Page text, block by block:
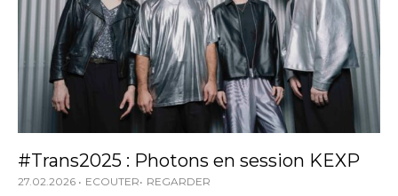
#Trans2025 : Photons en session KEXP
27.02.2026 ECOUTER REGARDER